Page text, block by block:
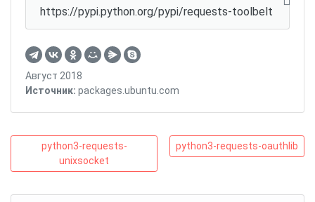
https://pypi.python.org/pypi/requests-toolbelt
Август 2018
Источник: packages.ubuntu.com
Навигация
по
python3-
unixsocket
python3-requests-
unixsocket
python3-
requests-
python3-requests-oauthlib